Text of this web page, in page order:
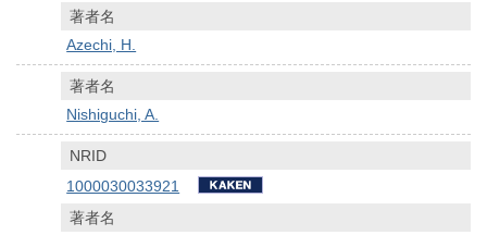
著者名
Azechi, H.
著者名
Nishiguchi, A.
NRID
1000030033921
著者名